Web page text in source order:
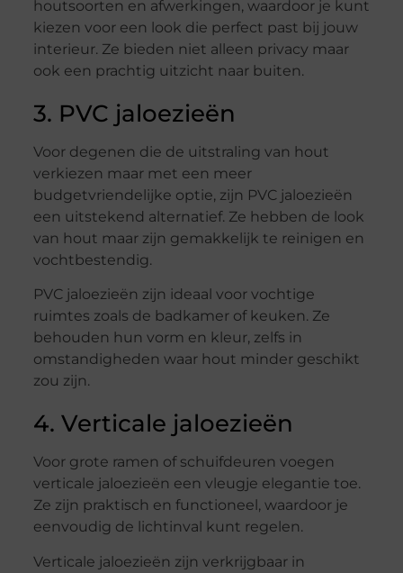
houtsoorten en afwerkingen, waardoor je kunt
kiezen voor een look die perfect past bij jouw
interieur. Ze bieden niet alleen privacy maar
ook een prachtig uitzicht naar buiten.
3. PVC jaloezieën
Voor degenen die de uitstraling van hout
verkiezen maar met een meer
budgetvriendelijke optie, zijn PVC jaloezieën
een uitstekend alternatief. Ze hebben de look
van hout maar zijn gemakkelijk te reinigen en
vochtbestendig.
PVC jaloezieën zijn ideaal voor vochtige
ruimtes zoals de badkamer of keuken. Ze
behouden hun vorm en kleur, zelfs in
omstandigheden waar hout minder geschikt
zou zijn.
4. Verticale jaloezieën
Voor grote ramen of schuifdeuren voegen
verticale jaloezieën een vleugje elegantie toe.
Ze zijn praktisch en functioneel, waardoor je
eenvoudig de lichtinval kunt regelen.
Verticale jaloezieën zijn verkrijgbaar in